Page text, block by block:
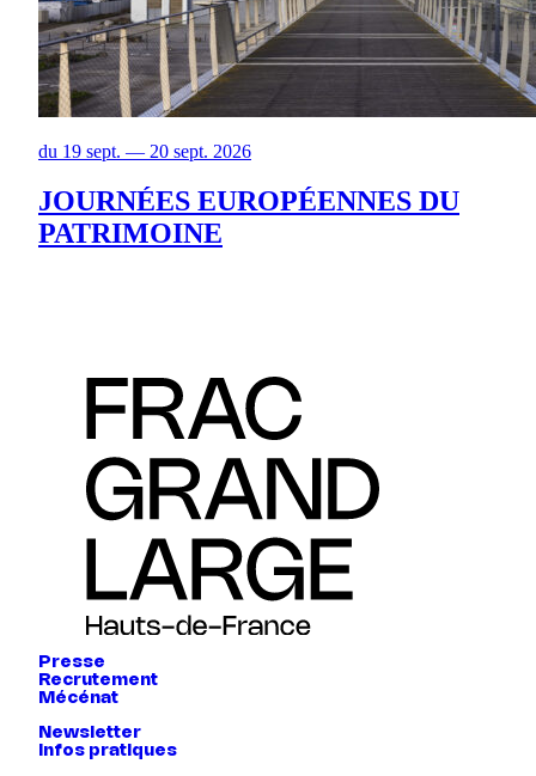
du 19 sept. — 20 sept. 2026
JOURNÉES EUROPÉENNES DU
PATRIMOINE
Presse
Recrutement
Mécénat
Newsletter
Infos pratiques